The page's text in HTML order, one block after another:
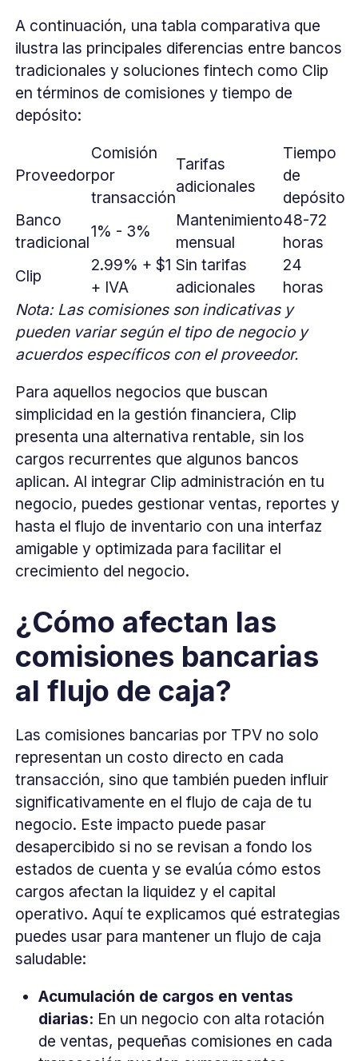
A continuación, una tabla comparativa que
ilustra las principales diferencias entre bancos
tradicionales y soluciones fintech como Clip
en términos de comisiones y tiempo de
depósito:
Proveedor
Comisión
por
transacción
Tarifas
adicionales
Tiempo
de
depósito
Banco
tradicional
1% - 3%
Mantenimiento
mensual
48-72
horas
Clip
2.99% + $1
+ IVA
Sin tarifas
adicionales
24
horas
Nota: Las comisiones son indicativas y
pueden variar según el tipo de negocio y
acuerdos específicos con el proveedor.
Para aquellos negocios que buscan
simplicidad en la gestión financiera, Clip
presenta una alternativa rentable, sin los
cargos recurrentes que algunos bancos
aplican. Al integrar Clip administración en tu
negocio, puedes gestionar ventas, reportes y
hasta el flujo de inventario con una interfaz
amigable y optimizada para facilitar el
crecimiento del negocio.
¿Cómo afectan las
comisiones bancarias
al flujo de caja?
Las comisiones bancarias por TPV no solo
representan un costo directo en cada
transacción, sino que también pueden influir
significativamente en el flujo de caja de tu
negocio. Este impacto puede pasar
desapercibido si no se revisan a fondo los
estados de cuenta y se evalúa cómo estos
cargos afectan la liquidez y el capital
operativo. Aquí te explicamos qué estrategias
puedes usar para mantener un flujo de caja
saludable:
Acumulación de cargos en ventas
diarias: En un negocio con alta rotación
de ventas, pequeñas comisiones en cada